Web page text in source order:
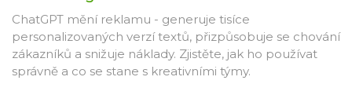
ChatGPT mění reklamu - generuje tisíce
personalizovaných verzí textů, přizpůsobuje se chování
zákazníků a snižuje náklady. Zjistěte, jak ho používat
správně a co se stane s kreativními týmy.